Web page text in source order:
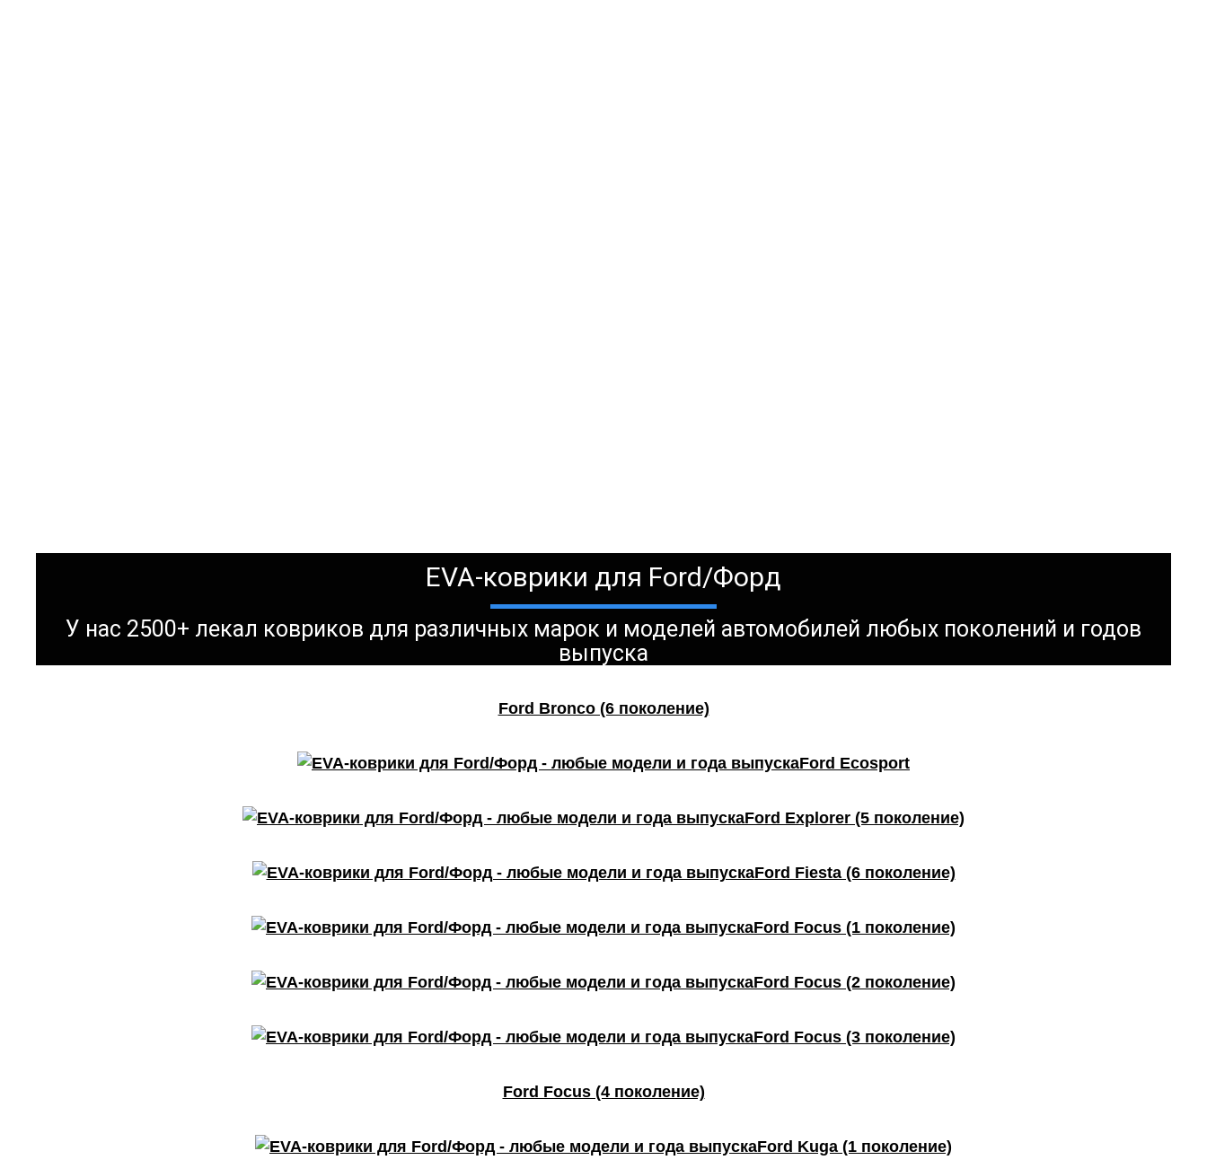
EVA-коврики для Ford/Форд
У нас 2500+ лекал ковриков для различных марок и моделей автомобилей любых поколений и годов
выпуска
Ford Bronco (6 поколение)
Ford Ecosport
Ford Explorer (5 поколение)
Ford Fiesta (6 поколение)
Ford Focus (1 поколение)
Ford Focus (2 поколение)
Ford Focus (3 поколение)
Ford Focus (4 поколение)
Ford Kuga (1 поколение)